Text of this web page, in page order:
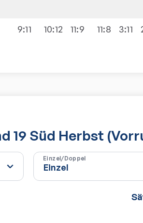
9:11 10:12 11:9 11:8 3:11
19 Süd Herbst
Einzel/Doppel